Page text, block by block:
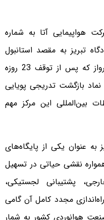
هواپیمایی آتا به شماره
باند 12 چپ فرودگاه تبریز به مقصد استانبول
ترکیه با موفقیت انجام شد. این پرواز که پس از توقف 23 روزه
نماد بازگشت تدریجی پویایی
بین‌المللی این مرکز مهم
به عنوان یکی از پایگاه‌های
نقشی حیاتی در تسهیل
پشتیبانی لجستیکی،
مجدد کامل آن گامی
هوانوردی کشور به شمار